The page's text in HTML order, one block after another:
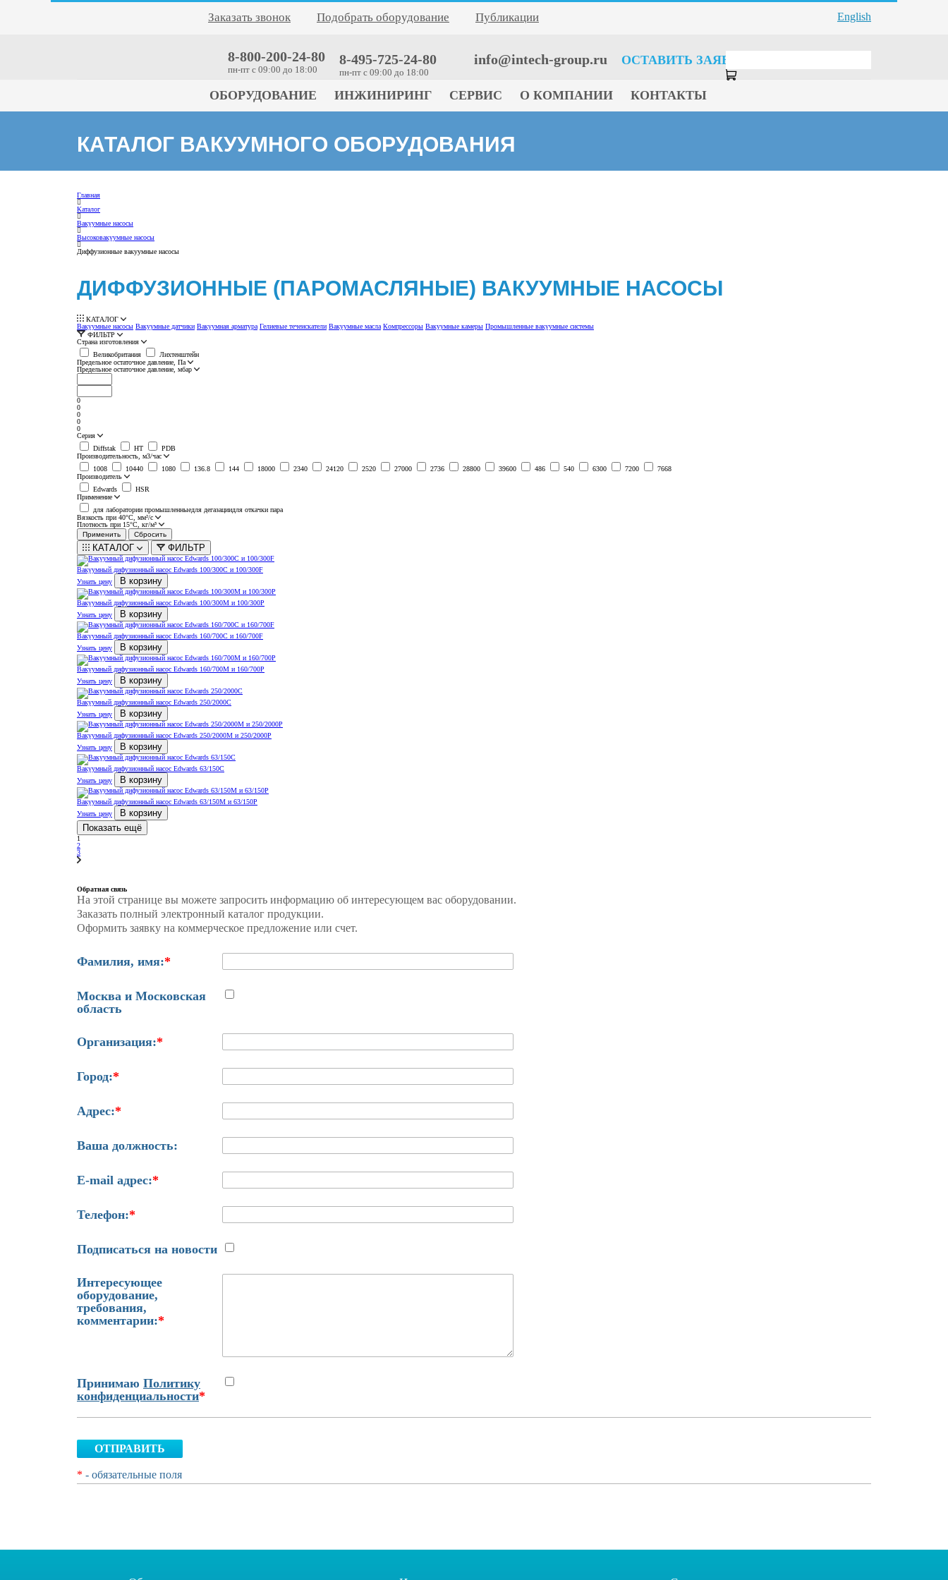
English
Заказать звонок Подобрать оборудование Публикации
8-800-200-24-80
пн-пт c 09:00 до 18:00
8-495-725-24-80
пн-пт c 09:00 до 18:00
info@intech-group.ru ОСТАВИТЬ ЗАЯВКУ
ОБОРУДОВАНИЕ ИНЖИНИРИНГ СЕРВИС О КОМПАНИИ КОНТАКТЫ
КАТАЛОГ ВАКУУМНОГО ОБОРУДОВАНИЯ
Главная
Каталог
Вакуумные насосы
Высоковакуумные насосы
Диффузионные вакуумные насосы
ДИФФУЗИОННЫЕ (ПАРОМАСЛЯНЫЕ) ВАКУУМНЫЕ НАСОСЫ
КАТАЛОГ
Вакуумные насосы Вакуумные датчики Вакуумная арматура Гелиевые течеискатели Вакуумные масла Компрессоры Вакуумные камеры Промышленные вакуумные системы
ФИЛЬТР
Страна изготовления
Великобритания
Лихтенштейн
Предельное остаточное давление, Па
Предельное остаточное давление, мбар
0
0
0
0
0
Серия
Diffstak
HT
PDB
Производительность, м3/час
1008
10440 1080 136.8 144 18000 2340 24120 2520 27000 2736 28800 39600 486 540 6300 7200
7668
Производитель
Edwards
HSR
Применение
для лаборатории промышленныедля дегазациидля откачки пара
Вязкость при 40°С, мм²/с
Плотность при 15°С, кг/м³
КАТАЛОГ ФИЛЬТР
Вакуумный дифузионный насос Edwards 100/300C и 100/300F
Узнать цену
В корзину
Вакуумный дифузионный насос Edwards 100/300M и 100/300P
Узнать цену
В корзину
Вакуумный дифузионный насос Edwards 160/700C и 160/700F
Узнать цену
В корзину
Вакуумный дифузионный насос Edwards 160/700M и 160/700P
Узнать цену
В корзину
Вакуумный дифузионный насос Edwards 250/2000C
Узнать цену
В корзину
Вакуумный дифузионный насос Edwards 250/2000M и 250/2000P
Узнать цену
В корзину
Вакуумный дифузионный насос Edwards 63/150C
Узнать цену
В корзину
Вакуумный дифузионный насос Edwards 63/150M и 63/150P
Узнать цену
В корзину
Показать ещё
1
2
3
Обратная связь
На этой странице вы можете запросить информацию об интересующем вас оборудовании.
Заказать полный электронный каталог продукции.
Оформить заявку на коммерческое предложение или счет.
Фамилия, имя:*
Москва и Московская
область
Организация:*
Город:*
Адрес:*
Ваша должность:
E-mail адрес:*
Телефон:*
Подписаться на новости
Интересующее
оборудование,
требования,
комментарии:*
Принимаю Политику
конфиденциальности*
ОТПРАВИТЬ
* - обязательные поля